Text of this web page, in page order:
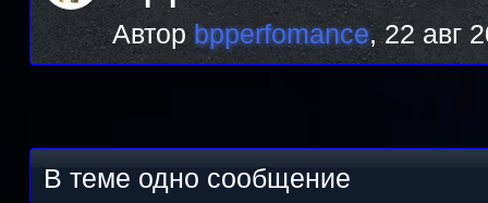
Авторbpperfomance,22 авг
В теме одно сообщение